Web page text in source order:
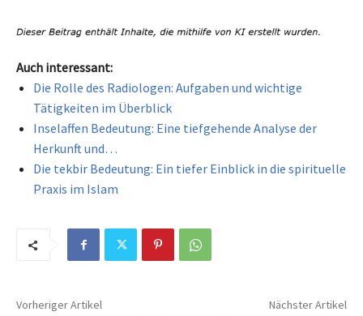
Auch interessant:
Die Rolle des Radiologen: Aufgaben und wichtige
Tätigkeiten im Überblick
Inselaffen Bedeutung: Eine tiefgehende Analyse der
Herkunft und…
Die tekbir Bedeutung: Ein tiefer Einblick in die spirituelle
Praxis im Islam
Vorheriger Artikel Nächster Artikel